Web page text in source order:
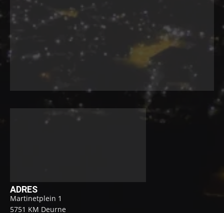
ADRES
Martinetplein 1
5751 KM Deurne